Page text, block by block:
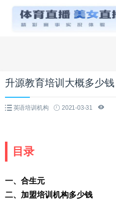
升源教育培训大概多少钱
英语培训机构 2021-03-31
目录
一、合生元
二、加盟培训机构多少钱